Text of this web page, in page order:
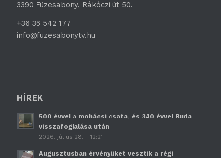
3390 Füzesabony, Rákóczi út 50.
+36 36 542 177
info@fuzesabonytv.hu
HÍREK
500 évvel a mohácsi csata, és 340 évvel Buda
visszafoglalása után
2026. július 28. - 12:21
Augusztusban érvényüket vesztik a régi